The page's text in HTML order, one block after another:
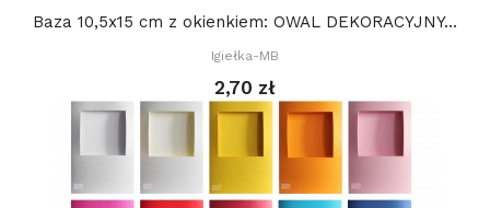
Baza 10,5x15 cm z okienkiem: OWAL DEKORACYJNY...
Igiełka-MB
2,70 zł